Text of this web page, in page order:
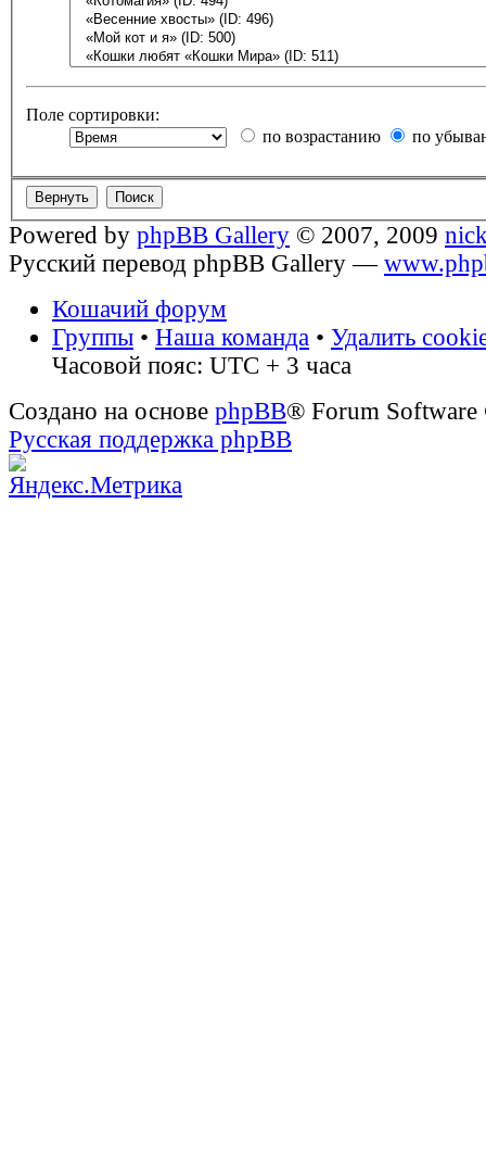
Поле сортировки:
по возрастанию
по
Powered by phpBB Gallery © 2007, 2009
Русский перевод phpBB Gallery —
Кошачий форум
Группы • Наша команда • Удалить
Часовой пояс: UTC + 3 часа
Создано на основе phpBB® Forum
Русская поддержка phpBB